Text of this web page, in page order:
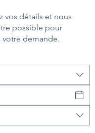
vos détails et nous
possible pour
votre demande.